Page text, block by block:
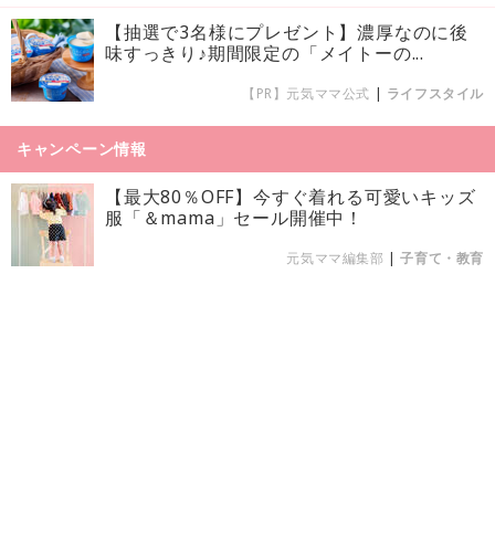
【抽選で3名様にプレゼント】濃厚なのに後
味すっきり♪期間限定の「メイトーの...
【PR】元気ママ公式 | ライフスタイル
キャンペーン情報
【最大80％OFF】今すぐ着れる可愛いキッズ
服「＆mama」セール開催中！
元気ママ編集部 |子育て・教育